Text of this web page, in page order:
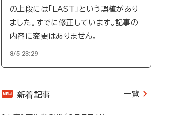
の上段には「LAST」という誤植があり
ました。すでに修正しています。記事の
内容に変更はありません。
8/5 23:29
新着記事 一覧